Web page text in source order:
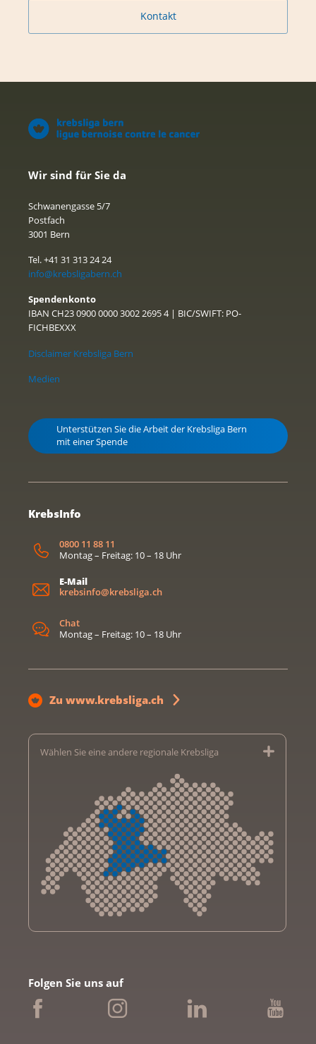
Kontakt
Wir sind für Sie da
Schwanengasse 5/7
Postfach
3001 Bern
Tel. +41 31 313 24 24
info@krebsligabern.ch
Spendenkonto
IBAN CH23 0900 0000 3002 2695 4 | BIC/SWIFT: PO-
FICHBEXXX
Disclaimer Krebsliga Bern
Medien
Unterstützen Sie die Arbeit der Krebsliga Bern
mit einer Spende
KrebsInfo
0800 11 88 11
Montag – Freitag: 10 – 18 Uhr
E-Mail
krebsinfo@krebsliga.ch
Chat
Montag – Freitag: 10 – 18 Uhr
Zu www.krebsliga.ch
Wählen Sie eine andere regionale Krebsliga
Krebsliga Bern
Krebsliga Freiburg
Folgen Sie uns auf